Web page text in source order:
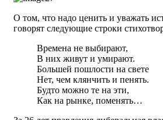
О том, что надо ценить и уважать
говорят следующие строки
Времена не выбирают,
В них живут и умирают.
Большей пошлости на свете
Нет, чем клянчить и пенять.
Будто можно те на эти,
Как на рынке, поменять…